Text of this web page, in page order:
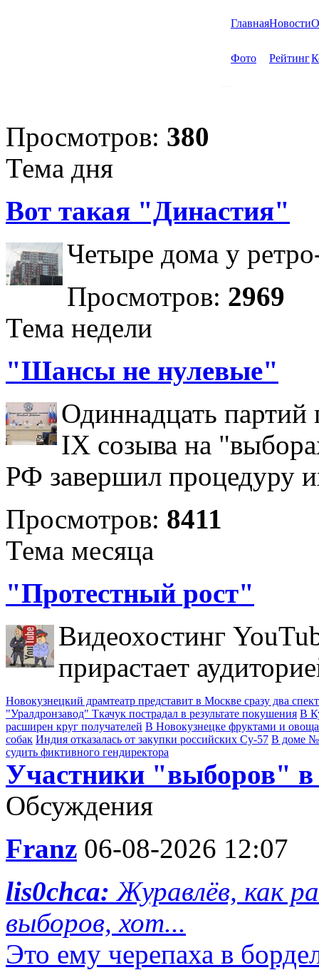
ГлавнаяНовости
Фото Рейтинг
Просмотров: 380
Тема дня
Вот такая "Династия"
Четыре дома у
Просмотров: 2969
Тема недели
"Шансы не нулевые"
Одиннадцать партий
IX созыва на
РФ завершил процедуру
Просмотров: 8411
Тема месяца
"Протестный рост"
Видеохостинг
прирастает
Новокузнецкий драмтеатр представит в Москве сразу два
"Уралдронзавод" Ткачук пострадал в результате покушения В
расширен круг получателей В Новокузнецке фруктами и
собак Индия отказалась от закупки российских Су-57 В доме
судить фиктивного гендиректора
Участники "выборов" в
Обсуждения
Franz 06-08-2026 12:07
lis0chca: Журавлёв, как
выборов, хот...
Это ему черепаха в